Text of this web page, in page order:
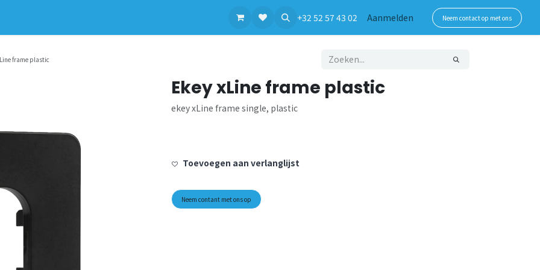
+32 52 57 43 02 Aanmelden Neem contact op met ons
frame plastic
Ekey xLine frame plastic
ekey xLine frame single, plastic
Toevoegen aan verlanglijst
Neem contant met ons op